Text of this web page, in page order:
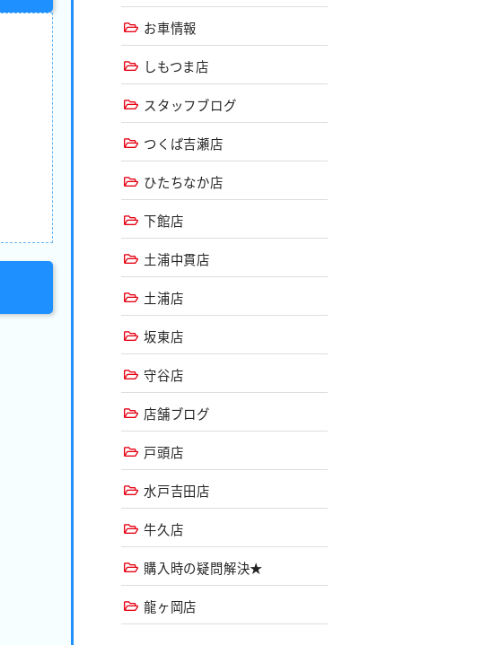
お車情報
しもつま店
スタッフブログ
つくば吉瀬店
ひたちなか店
下館店
土浦中貫店
土浦店
坂東店
守谷店
店舗ブログ
戸頭店
水戸吉田店
牛久店
購入時の疑問解決★
龍ヶ岡店